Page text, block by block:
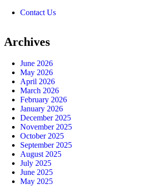
Contact Us
Archives
June 2026
May 2026
April 2026
March 2026
February 2026
January 2026
December 2025
November 2025
October 2025
September 2025
August 2025
July 2025
June 2025
May 2025